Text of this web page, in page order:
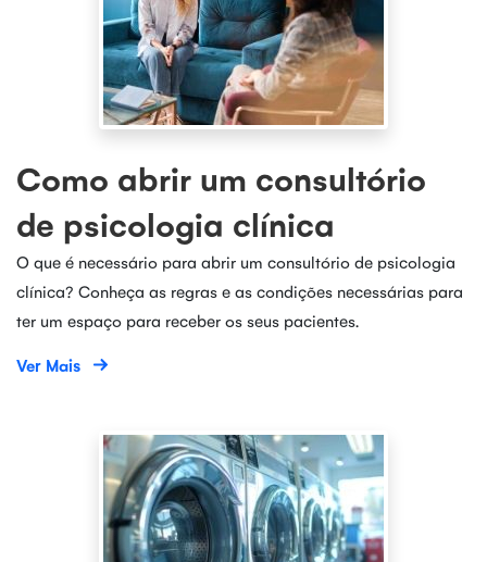
Como abrir um consultório
de psicologia clínica
O que é necessário para abrir um consultório de psicologia
clínica? Conheça as regras e as condições necessárias para
ter um espaço para receber os seus pacientes.
Ver Mais